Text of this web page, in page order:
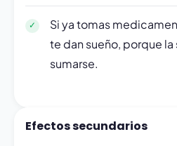
Si ya tomas
te dan sueño, porque
sumarse.
Efectos secundarios